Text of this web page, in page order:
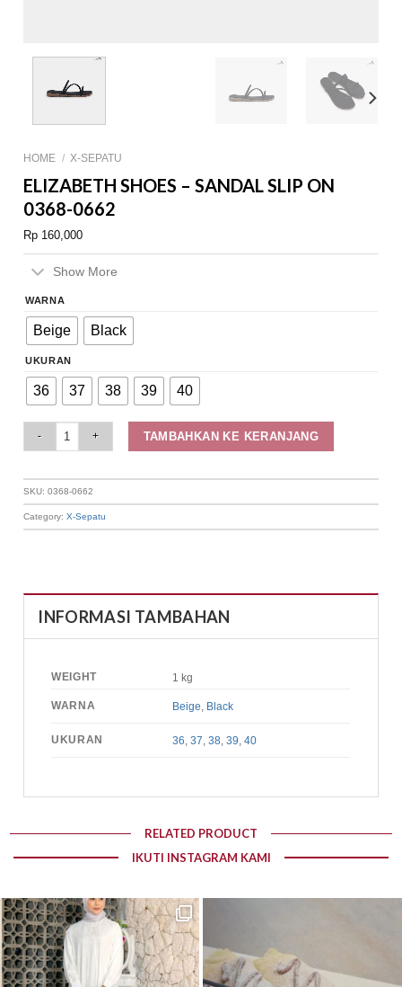
HOME / X-SEPATU
ELIZABETH SHOES – SANDAL SLIP ON
0368-0662
Rp 160,000
Show More
WARNA
Beige Black
UKURAN
36 37 38 39 40
TAMBAHKAN KE KERANJANG
SKU:0368-0662
Category:X-Sepatu
INFORMASI TAMBAHAN
WEIGHT 1 kg
WARNA Beige Black
UKURAN 36 ,37 ,38 ,39 ,40
RELATED PRODUCT
IKUTI INSTAGRAM KAMI